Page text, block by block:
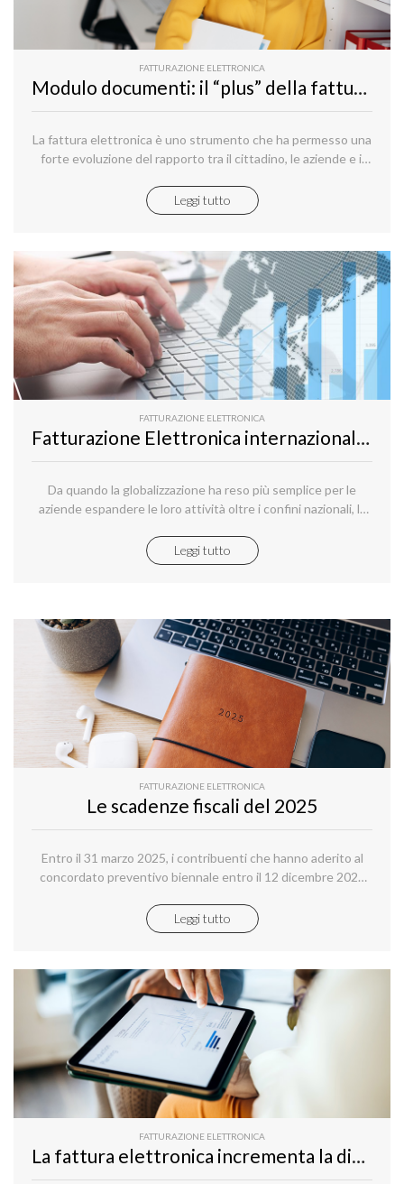
FATTURAZIONE ELETTRONICA
Modulo documenti: il “plus” della fattura elettronica
La fattura elettronica è uno strumento che ha permesso una
forte evoluzione del rapporto tra il cittadino, le aziende e il
considerazione.
Leggi tutto
FATTURAZIONE ELETTRONICA
Fatturazione Elettronica internazionale: che cosa sapere per operare all'estero
Da quando la globalizzazione ha reso più semplice per le
aziende espandere le loro attività oltre i confini nazionali, la
sempre più importante.
Leggi tutto
FATTURAZIONE ELETTRONICA
Le scadenze fiscali del 2025
Entro il 31 marzo 2025, i contribuenti che hanno aderito al
concordato preventivo biennale entro il 12 dicembre 2024
2018-2022, versando un’imposta sostitutiva delle imposte
sui redditi e relative addizionali e dell’IRAP.
Leggi tutto
FATTURAZIONE ELETTRONICA
La fattura elettronica incrementa la digitalizzazione delle imprese